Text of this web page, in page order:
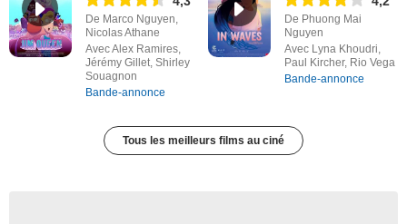
De Marco Nguyen,
Nicolas Athane
Avec Alex Ramires,
Jérémy Gillet, Shirley
Souagnon
Bande-annonce
De Phuong Mai
Nguyen
Avec Lyna Khoudri,
Paul Kircher, Rio Vega
Bande-annonce
Tous les meilleurs films au ciné